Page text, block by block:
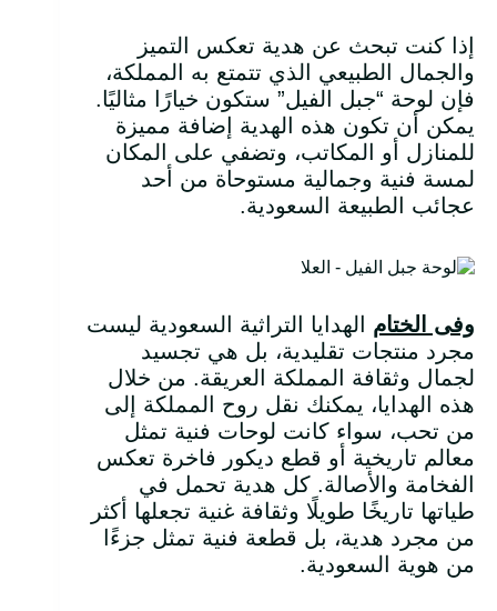
إذا كنت تبحث عن هدية تعكس التميز
والجمال الطبيعي الذي تتمتع به المملكة،
فإن لوحة “جبل الفيل” ستكون خيارًا مثاليًا.
يمكن أن تكون هذه الهدية إضافة مميزة
للمنازل أو المكاتب، وتضفي على المكان
لمسة فنية وجمالية مستوحاة من أحد
عجائب الطبيعة السعودية.
وفى الختام الهدايا التراثية السعودية ليست
مجرد منتجات تقليدية، بل هي تجسيد
لجمال وثقافة المملكة العريقة. من خلال
هذه الهدايا، يمكنك نقل روح المملكة إلى
من تحب، سواء كانت لوحات فنية تمثل
معالم تاريخية أو قطع ديكور فاخرة تعكس
الفخامة والأصالة. كل هدية تحمل في
طياتها تاريخًا طويلًا وثقافة غنية تجعلها أكثر
من مجرد هدية، بل قطعة فنية تمثل جزءًا
من هوية السعودية.